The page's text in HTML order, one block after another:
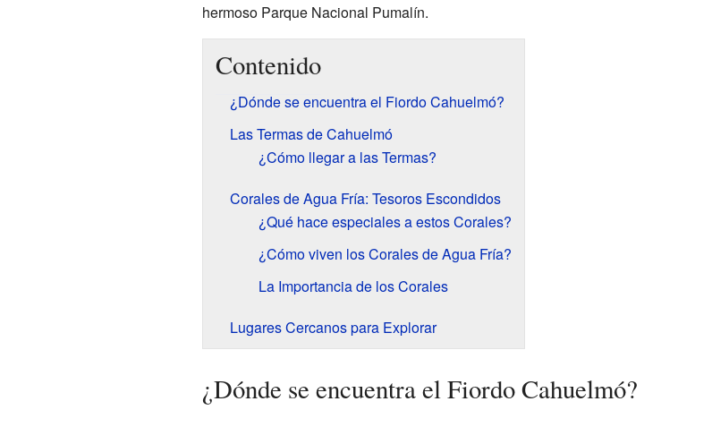
hermoso Parque Nacional Pumalín.
Contenido
¿Dónde se encuentra el Fiordo Cahuelmó?
Las Termas de Cahuelmó
¿Cómo llegar a las Termas?
Corales de Agua Fría: Tesoros Escondidos
¿Qué hace especiales a estos Corales?
¿Cómo viven los Corales de Agua Fría?
La Importancia de los Corales
Lugares Cercanos para Explorar
¿Dónde se encuentra el Fiordo Cahuelmó?